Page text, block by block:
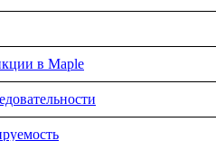
в Maple